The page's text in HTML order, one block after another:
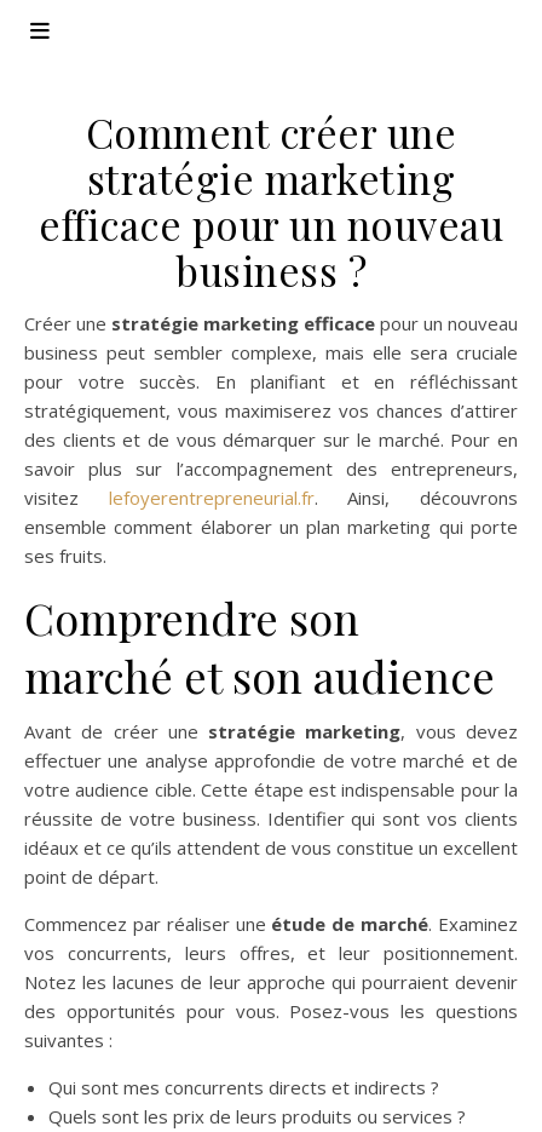
Comment créer une
stratégie marketing
efficace pour un nouveau
business ?
Créer une stratégie marketing efficace pour un nouveau
business peut sembler complexe, mais elle sera cruciale
pour votre succès. En planifiant et en réfléchissant
stratégiquement, vous maximiserez vos chances d’attirer
des clients et de vous démarquer sur le marché. Pour en
savoir plus sur l’accompagnement des entrepreneurs,
visitez lefoyerentrepreneurial.fr. Ainsi, découvrons
ensemble comment élaborer un plan marketing qui porte
ses fruits.
Comprendre son
marché et son audience
Avant de créer une stratégie marketing, vous devez
effectuer une analyse approfondie de votre marché et de
votre audience cible. Cette étape est indispensable pour la
réussite de votre business. Identifier qui sont vos clients
idéaux et ce qu’ils attendent de vous constitue un excellent
point de départ.
Commencez par réaliser une étude de marché. Examinez
vos concurrents, leurs offres, et leur positionnement.
Notez les lacunes de leur approche qui pourraient devenir
des opportunités pour vous. Posez-vous les questions
suivantes :
Qui sont mes concurrents directs et indirects ?
Quels sont les prix de leurs produits ou services ?